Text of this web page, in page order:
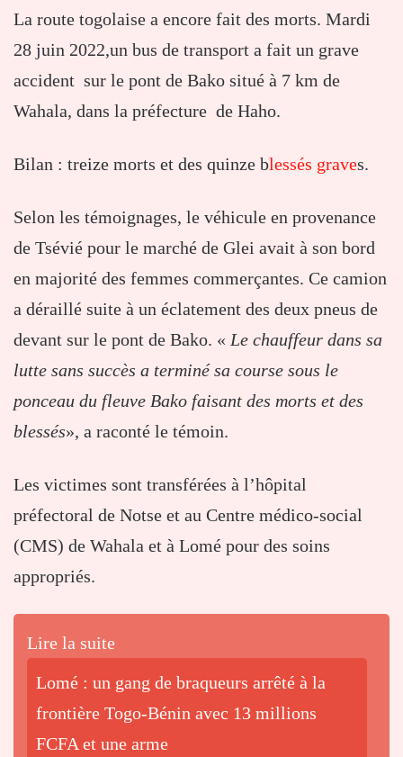
La route togolaise a encore fait des morts. Mardi
28 juin 2022,un bus de transport a fait un grave
accident sur le pont de Bako situé à 7 km de
Wahala, dans la préfecture de Haho.
Bilan : treize morts et des quinze blessés graves.
Selon les témoignages, le véhicule en provenance
de Tsévié pour le marché de Glei avait à son bord
en majorité des femmes commerçantes. Ce camion
a déraillé suite à un éclatement des deux pneus de
devant sur le pont de Bako. « Le chauffeur dans sa
lutte sans succès a terminé sa course sous le
ponceau du fleuve Bako faisant des morts et des
blessés», a raconté le témoin.
Les victimes sont transférées à l’hôpital
préfectoral de Notse et au Centre médico-social
(CMS) de Wahala et à Lomé pour des soins
appropriés.
Lire la suite
Lomé : un gang de braqueurs arrêté à la
frontière Togo-Bénin avec 13 millions
FCFA et une arme